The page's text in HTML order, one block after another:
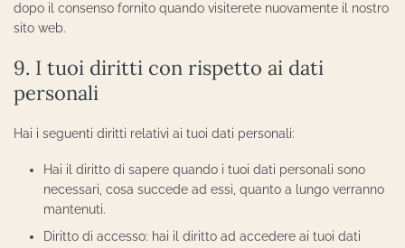
dopo il consenso fornito quando visiterete nuovamente il nostro
sito web.
9. I tuoi diritti con rispetto ai dati
personali
Hai i seguenti diritti relativi ai tuoi dati personali:
Hai il diritto di sapere quando i tuoi dati personali sono
necessari, cosa succede ad essi, quanto a lungo verranno
mantenuti.
Diritto di accesso: hai il diritto ad accedere ai tuoi dati